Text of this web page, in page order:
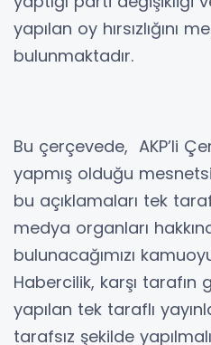
yapılan oy hırsızlığını
bulunmaktadır.
Bu çerçevede, AKP’li
yapmış olduğu
bu açıklamaları tek
medya organları
bulunacağımızı
Habercilik, karşı
yapılan tek taraflı
tarafsız şekilde